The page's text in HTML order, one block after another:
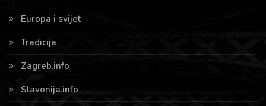
Europa i svijet
Tradicija
Zagreb.info
Slavonija.info